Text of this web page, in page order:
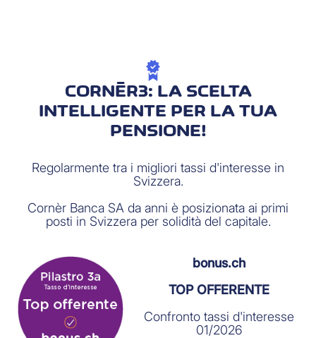
CORNÈR3: LA SCELTA
INTELLIGENTE PER LA TUA
PENSIONE!
Regolarmente tra i migliori tassi d'interesse in
Svizzera.
Cornèr Banca SA da anni è posizionata ai primi
posti in Svizzera per solidità del capitale.
bonus.ch
TOP OFFERENTE
Confronto tassi d'interesse
01/2026